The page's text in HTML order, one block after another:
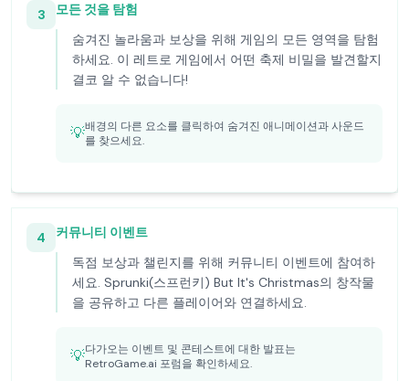
3
모든 것을 탐험
숨겨진 놀라움과 보상을 위해 게임의 모든 영역을 탐험
하세요. 이 레트로 게임에서 어떤 축제 비밀을 발견할지
결코 알 수 없습니다!
💡배경의 다른 요소를 클릭하여 숨겨진 애니메이션과 사운드
를 찾으세요.
4
커뮤니티 이벤트
독점 보상과 챌린지를 위해 커뮤니티 이벤트에 참여하
세요. Sprunki(스프런키) But It's Christmas의 창작물
을 공유하고 다른 플레이어와 연결하세요.
💡다가오는 이벤트 및 콘테스트에 대한 발표는
RetroGame.ai 포럼을 확인하세요.